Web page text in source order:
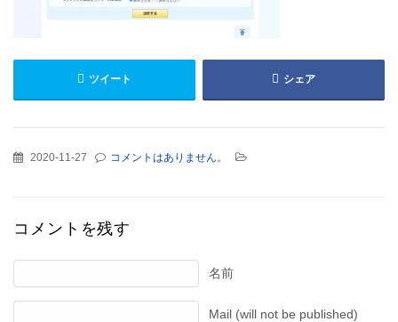
ツイート シェア
2020-11-27 コメントはありません。
コメントを残す
名前
Mail (will not be published)